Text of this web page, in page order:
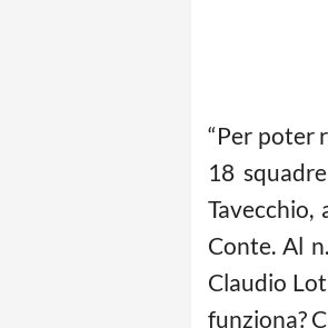
“Per poter
18
Tavecchio,
Conte. Al
Claudio
funziona?